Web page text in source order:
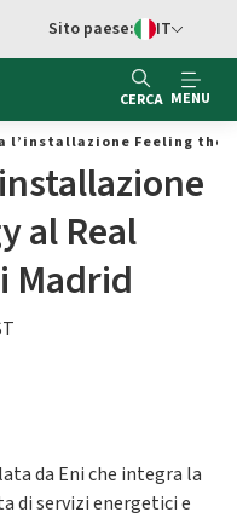
Switch di
Sito paese: IT
CERCA MENU
l’installazione Feeling the
al Real
Madrid
da Eni che integra la
di servizi energetici e